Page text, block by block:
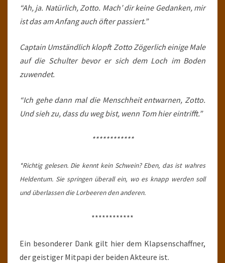
“Ah, ja. Natürlich, Zotto. Mach’ dir keine Gedanken, mir
ist das am Anfang auch öfter passiert.”
Captain Umständlich klopft Zotto Zögerlich einige Male
auf die Schulter bevor er sich dem Loch im Boden
zuwendet.
“Ich gehe dann mal die Menschheit entwarnen, Zotto.
Und sieh zu, dass du weg bist, wenn Tom hier eintrifft.”
************
*Richtig gelesen. Die kennt kein Schwein? Eben, das ist wahres
Heldentum. Sie springen überall ein, wo es knapp werden soll
und überlassen die Lorbeeren den anderen.
************
Ein besonderer Dank gilt hier dem Klapsenschaffner,
der geistiger Mitpapi der beiden Akteure ist.